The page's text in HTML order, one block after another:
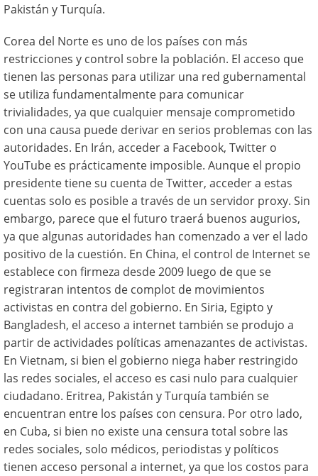
Pakistán y Turquía.
Corea del Norte es uno de los países con más
restricciones y control sobre la población. El acceso que
tienen las personas para utilizar una red gubernamental
se utiliza fundamentalmente para comunicar
trivialidades, ya que cualquier mensaje comprometido
con una causa puede derivar en serios problemas con las
autoridades. En Irán, acceder a Facebook, Twitter o
YouTube es prácticamente imposible. Aunque el propio
presidente tiene su cuenta de Twitter, acceder a estas
cuentas solo es posible a través de un servidor proxy. Sin
embargo, parece que el futuro traerá buenos augurios,
ya que algunas autoridades han comenzado a ver el lado
positivo de la cuestión. En China, el control de Internet se
establece con firmeza desde 2009 luego de que se
registraran intentos de complot de movimientos
activistas en contra del gobierno. En Siria, Egipto y
Bangladesh, el acceso a internet también se produjo a
partir de actividades políticas amenazantes de activistas.
En Vietnam, si bien el gobierno niega haber restringido
las redes sociales, el acceso es casi nulo para cualquier
ciudadano. Eritrea, Pakistán y Turquía también se
encuentran entre los países con censura. Por otro lado,
en Cuba, si bien no existe una censura total sobre las
redes sociales, solo médicos, periodistas y políticos
tienen acceso personal a internet, ya que los costos para